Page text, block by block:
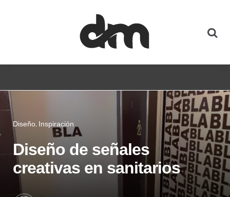
Diseño Inspiración
Diseño de señales
creativas en sanitarios